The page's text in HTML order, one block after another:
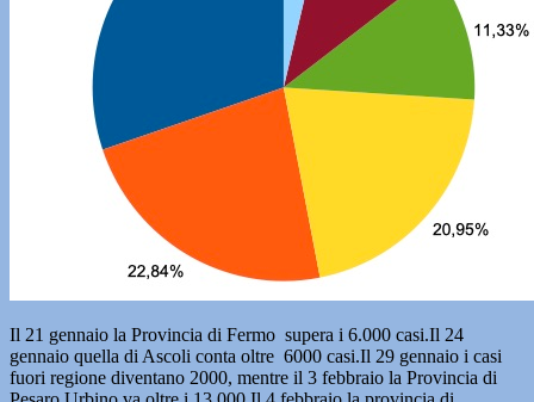
Il 21 gennaio la Provincia di Fermo supera i 6.000 casi.Il 24
gennaio quella di Ascoli conta oltre 6000 casi.Il 29 gennaio i casi
fuori regione diventano 2000, mentre il 3 febbraio la Provincia di